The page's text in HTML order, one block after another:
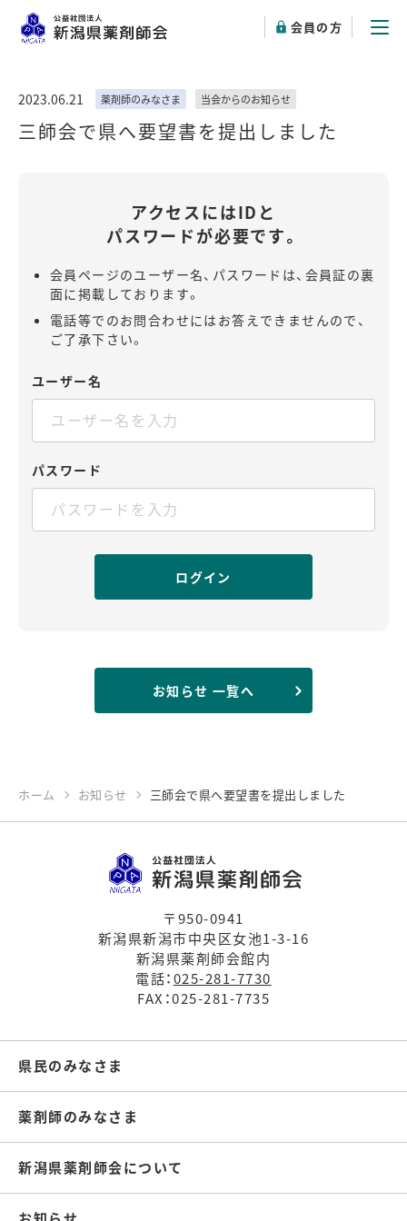
会員の方
三師会で県へ要望書を提出しました
2023.06.21 薬剤師のみなさま 当会からのお知らせ
アクセスにはIDと
パスワードが必要です。
会員ページのユーザー名、パスワードは、会員証の裏
面に掲載しております。
電話等でのお問合わせにはお答えできませんので、
ご了承下さい。
ユーザー名
パスワード
お知らせ 一覧へ
ホーム お知らせ 三師会で県へ要望書を提出しました
〒950-0941
新潟県新潟市中央区女池1-3-16
新潟県薬剤師会館内
電話：025-281-7730
FAX：025-281-7735
県民のみなさま
薬剤師のみなさま
新潟県薬剤師会について